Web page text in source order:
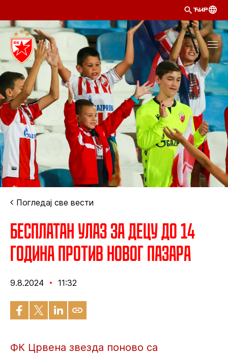
ЋИР
Погледај све вести
Бесплатан улаз за децу до 14
година против Новог Пазара
9.8.2024 11:32
ФК Црвена звезда поново са